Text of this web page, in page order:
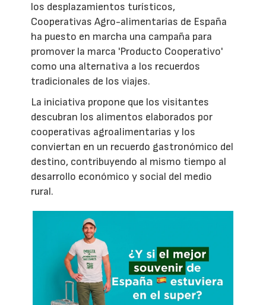
los desplazamientos turísticos,
Cooperativas Agro-alimentarias de España
ha puesto en marcha una campaña para
promover la marca 'Producto Cooperativo'
como una alternativa a los recuerdos
tradicionales de los viajes.
La iniciativa propone que los visitantes
descubran los alimentos elaborados por
cooperativas agroalimentarias y los
conviertan en un recuerdo gastronómico del
destino, contribuyendo al mismo tiempo al
desarrollo económico y social del medio
rural.